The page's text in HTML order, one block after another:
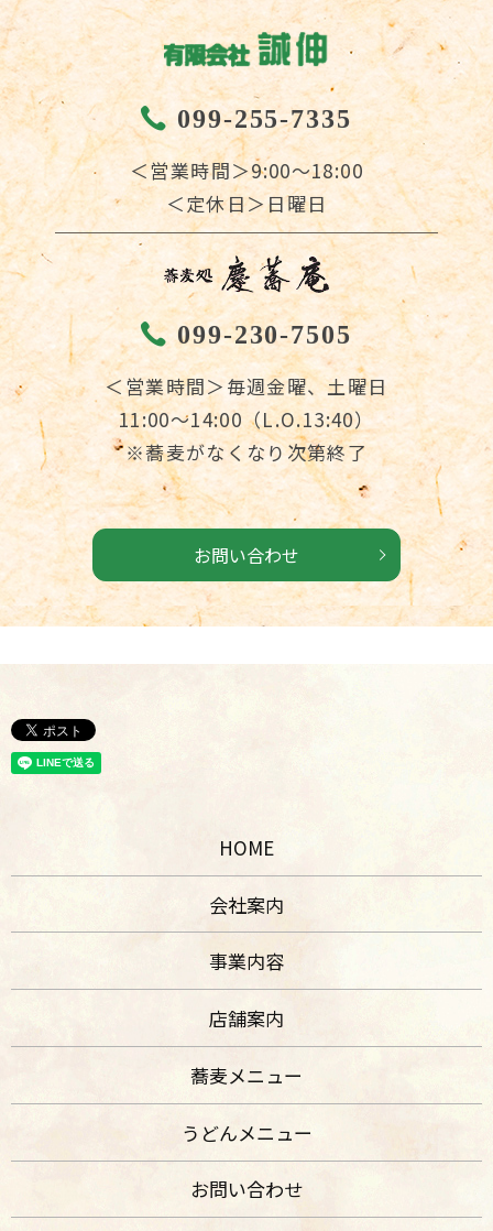
099-255-7335
＜営業時間＞9:00～18:00
＜定休日＞日曜日
099-230-7505
＜営業時間＞毎週金曜、土曜日
11:00～14:00（L.O.13:40）
※蕎麦がなくなり次第終了
お問い合わせ
HOME
会社案内
事業内容
店舗案内
蕎麦メニュー
うどんメニュー
お問い合わせ